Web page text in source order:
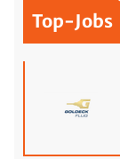
Top-Jobs